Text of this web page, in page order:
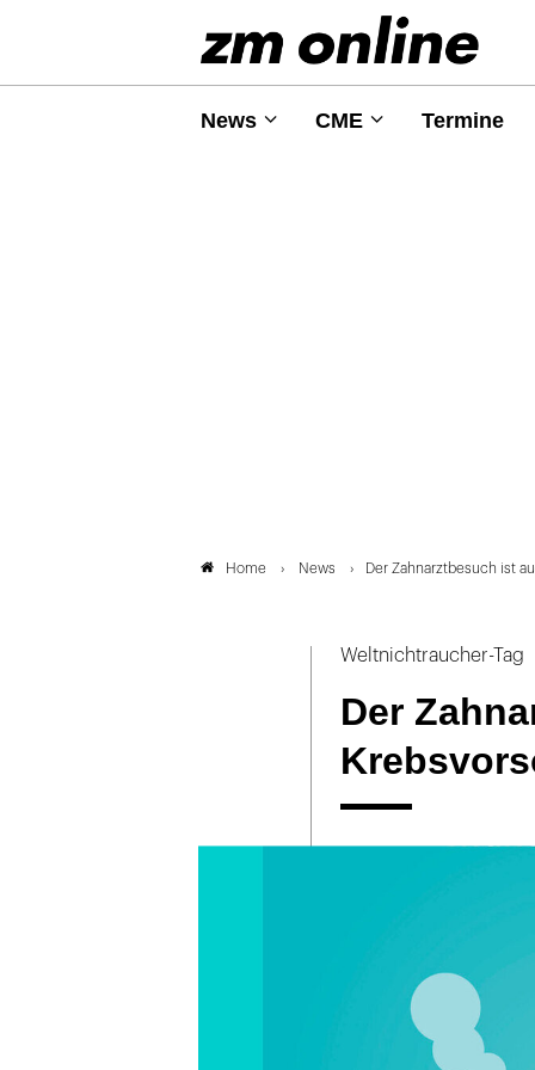
News CME Termine
Home News Der Zahnarztbesuch ist
Weltnichtraucher-Tag
Der